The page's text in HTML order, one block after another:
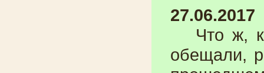
27.06.2017
Что ж,
обещали,